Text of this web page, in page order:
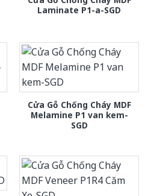
Laminate P1-a-SGD
Cửa Gỗ Chống Cháy MDF
Melamine P1 van kem-
SGD